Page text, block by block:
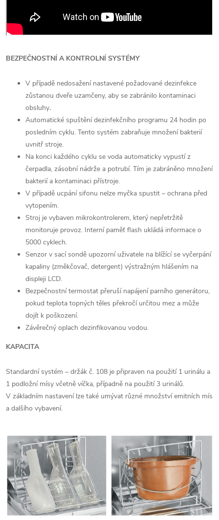
BEZPEČNOSTNÍ A KONTROLNÍ SYSTÉMY
V případě nedosažení nastavené požadované dezinfekce
zůstanou dveře uzamčeny, aby se zabránilo kontaminaci
obsluhy.
Automatické spuštění dezinfekčního programu 24 hodin po
posledním cyklu. Tento systém zabraňuje množení bakterií
uvnitř stroje.
Na konci každého cyklu se voda automaticky vypustí z
čerpadla, zásobní nádrže a potrubí. Tím je zabráněno množení
bakterií a kontaminaci přístroje.
V případě ucpání sifonu nelze myčka spustit – ochrana před
vytopením.
Stroj je vybaven mikrokontrolerem, který nepřetržitě
monitoruje provoz. Interní paměť flash ukládá informace o
5000 cyklech.
Senzor v sací sondě upozorní uživatele na blížící se vyčerpání
kapaliny (změkčovač, detergent) výstražným hlášením na
displeji LCD.
Bezpečnostní termostat přeruší napájení parního generátoru,
pokud teplota topných těles překročí určitou mez a může
dojít k poškození.
Závěrečný oplach dezinfikovanou vodou.
KAPACITA
Standardní systém – držák č. 108 je připraven na použití 1 urinálu a
1 podložní mísy včetně víčka, případně na použití 3 urinálů.
V základním nastavení lze také umývat různé množství emitních mís
a dalšího vybavení.